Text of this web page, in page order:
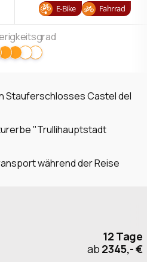
E-Bike Fahrrad
Stauferschlosses Castel del
"Trullihauptstadt
während der Reise
12 Tage
ab 2345,- €